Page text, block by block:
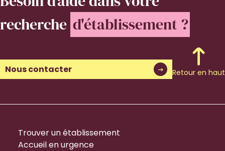
recherche d'établissement ?
Nous contacter Retour en haut
Trouver un établissement
Accueil en urgence